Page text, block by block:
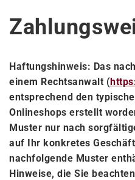
Haftungshinweis: Das
einem Rechtsanwalt (
entsprechend den
Onlineshops erstellt
Muster nur nach
auf Ihr konkretes
nachfolgende Muster
Hinweise, die Sie